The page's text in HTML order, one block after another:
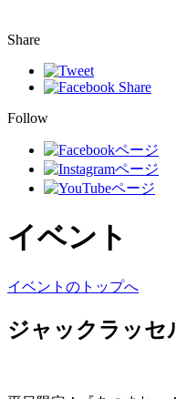
Share
Follow
イベント
イベントのトップへ
ジャックラッセ